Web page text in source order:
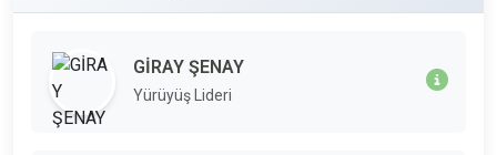
GİRAY ŞENAY
Yürüyüş Lideri